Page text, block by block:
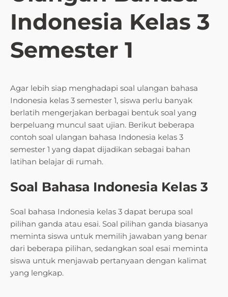
Indonesia Kelas 3
Semester 1
Agar lebih siap menghadapi soal ulangan bahasa
Indonesia kelas 3 semester 1, siswa perlu banyak
berlatih mengerjakan berbagai bentuk soal yang
berpeluang muncul saat ujian. Berikut beberapa
contoh soal ulangan bahasa Indonesia kelas 3
semester 1 yang dapat dijadikan sebagai bahan
latihan belajar di rumah.
Soal Bahasa Indonesia Kelas 3
Soal bahasa Indonesia kelas 3 dapat berupa soal
pilihan ganda atau esai. Soal pilihan ganda biasanya
meminta siswa untuk memilih jawaban yang benar
dari beberapa pilihan, sedangkan soal esai meminta
siswa untuk menjawab pertanyaan dengan kalimat
yang lengkap.